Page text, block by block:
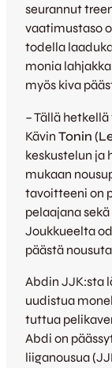
seurannut
vaatimustaso
todella
monia
myös kiva
– Tällä
Kävin Tonin (
keskustelun ja
mukaan
tavoitteeni on
pelaajana
Joukkueelta
päästä
Abdin JJK:sta
uudistua
tuttua
Abdi on
liiganousua